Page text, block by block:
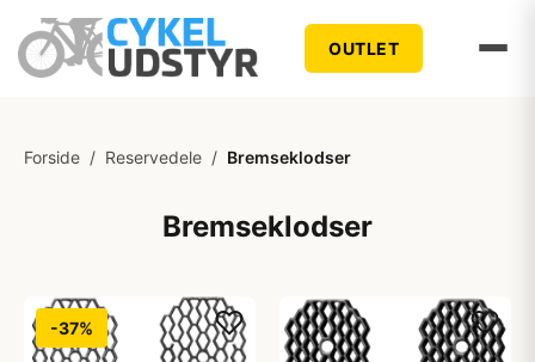
OUTLET
Forside / Reservedele / Bremseklodser
Bremseklodser
-37%